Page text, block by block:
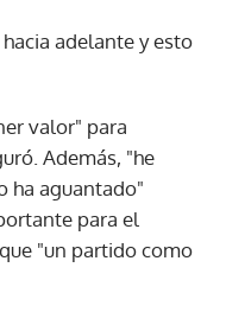
adelante y esto
valor" para
Además, "he
ha aguantado"
para el
"un partido como